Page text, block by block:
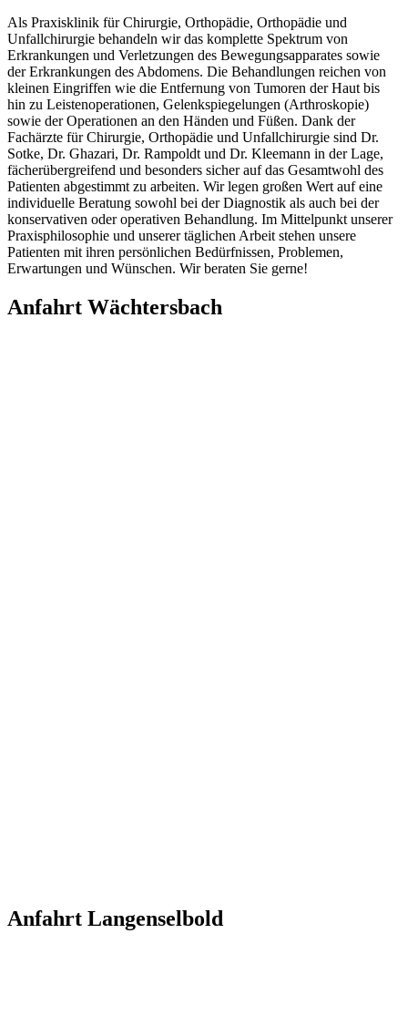
Als Praxisklinik für Chirurgie, Orthopädie, Orthopädie und
Unfallchirurgie behandeln wir das komplette Spektrum von
Erkrankungen und Verletzungen des Bewegungsapparates sowie
der Erkrankungen des Abdomens. Die Behandlungen reichen von
kleinen Eingriffen wie die Entfernung von Tumoren der Haut bis
hin zu Leistenoperationen, Gelenkspiegelungen (Arthroskopie)
sowie der Operationen an den Händen und Füßen. Dank der
Fachärzte für Chirurgie, Orthopädie und Unfallchirurgie sind Dr.
Sotke, Dr. Ghazari, Dr. Rampoldt und Dr. Kleemann in der Lage,
fächerübergreifend und besonders sicher auf das Gesamtwohl des
Patienten abgestimmt zu arbeiten. Wir legen großen Wert auf eine
individuelle Beratung sowohl bei der Diagnostik als auch bei der
konservativen oder operativen Behandlung. Im Mittelpunkt unserer
Praxisphilosophie und unserer täglichen Arbeit stehen unsere
Patienten mit ihren persönlichen Bedürfnissen, Problemen,
Erwartungen und Wünschen. Wir beraten Sie gerne!
Anfahrt Wächtersbach
Anfahrt Langenselbold